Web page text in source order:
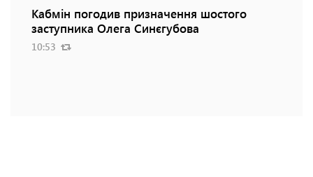
Кабмін погодив призначення шостого
заступника Олега Синєгубова
10:53